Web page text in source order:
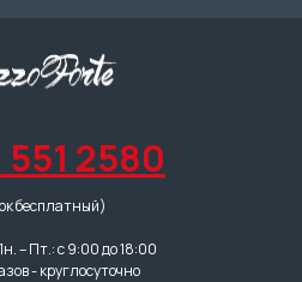
2580
бесплатный)
– Пт.: с 9:00 до 18:00
- круглосуточно